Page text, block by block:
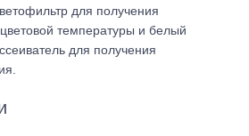
для получения
температуры и белый
для получения